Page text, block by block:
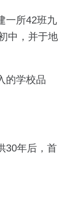
一所42班九
中，并于地
的学校品
30年后，首